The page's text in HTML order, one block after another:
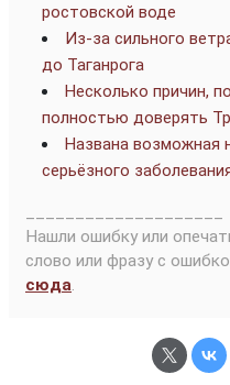
ростовской воде
Из-за сильного
до Таганрога
Несколько причин,
полностью доверять
Названа возможная
серьёзного
Нашли ошибку или
слово или фразу с
сюда.